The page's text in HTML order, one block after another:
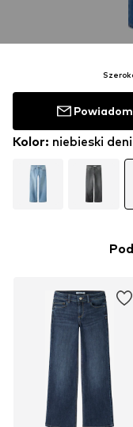
Kolor: niebieski